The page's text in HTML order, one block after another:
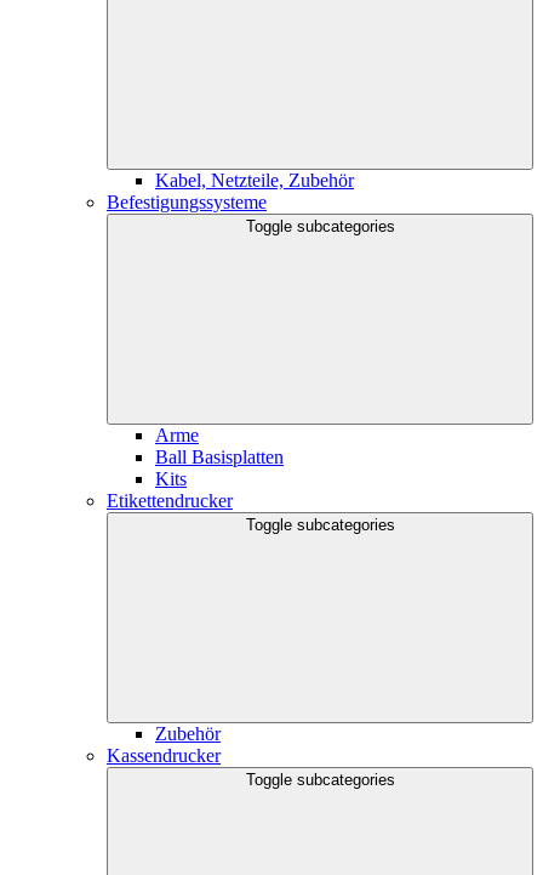
Kabel, Netzteile, Zubehör
Befestigungssysteme
Toggle subcategories
Arme
Ball Basisplatten
Kits
Etikettendrucker
Toggle subcategories
Zubehör
Kassendrucker
Toggle subcategories